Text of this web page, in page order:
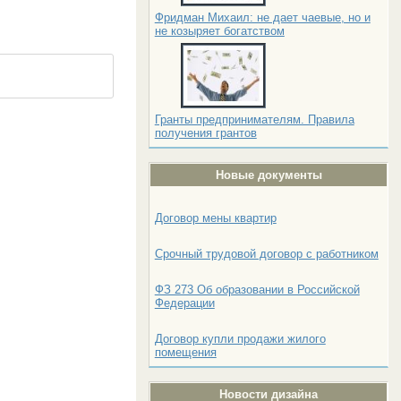
Фридман Михаил: не дает чаевые, но и
не козыряет богатством
Гранты предпринимателям. Правила
получения грантов
Новые документы
Договор мены квартир
Срочный трудовой договор с работником
ФЗ 273 Об образовании в Российской
Федерации
Договор купли продажи жилого
помещения
Новости дизайна